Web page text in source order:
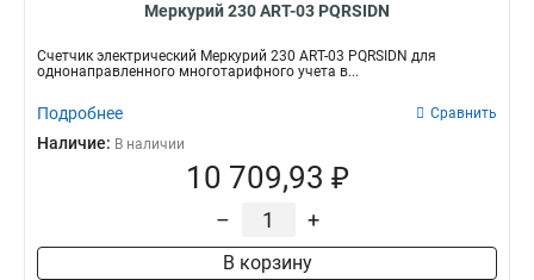
Меркурий 230 АRT-03 PQRSIDN
Счетчик электрический Меркурий 230 АRT-03 PQRSIDN для
однонаправленного многотарифного учета в...
Подробнее Сравнить
Наличие: В наличии
10 709,93 ₽
– +
В корзину